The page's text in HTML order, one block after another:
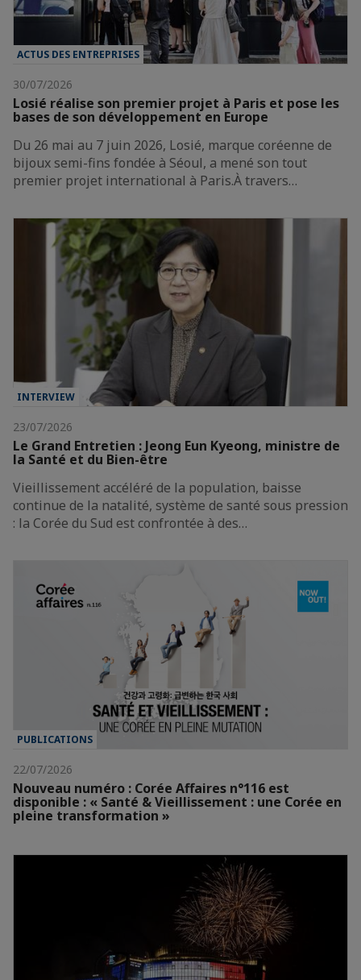
ACTUS DES ENTREPRISES
30/07/2026
Losié réalise son premier projet à Paris et pose les
bases de son développement en Europe
Du 26 mai au 7 juin 2026, Losié, marque coréenne de
bijoux semi-fins fondée à Séoul, a mené son tout
premier projet international à Paris.À travers…
INTERVIEW
23/07/2026
Le Grand Entretien : Jeong Eun Kyeong, ministre de
la Santé et du Bien-être
Vieillissement accéléré de la population, baisse
continue de la natalité, système de santé sous pression
: la Corée du Sud est confrontée à des…
PUBLICATIONS
22/07/2026
Nouveau numéro : Corée Affaires n°116 est
disponible : « Santé & Vieillissement : une Corée en
pleine transformation »